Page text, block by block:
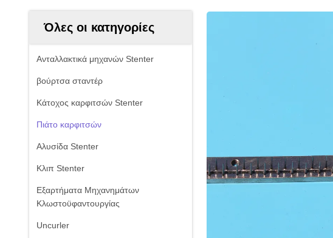
Όλες οι κατηγορίες
Ανταλλακτικά μηχανών Stenter
βούρτσα σταντέρ
Κάτοχος καρφιτσών Stenter
Πιάτο καρφιτσών
Αλυσίδα Stenter
Κλιπ Stenter
Εξαρτήματα Μηχανημάτων
Κλωστοϋφαντουργίας
Uncurler